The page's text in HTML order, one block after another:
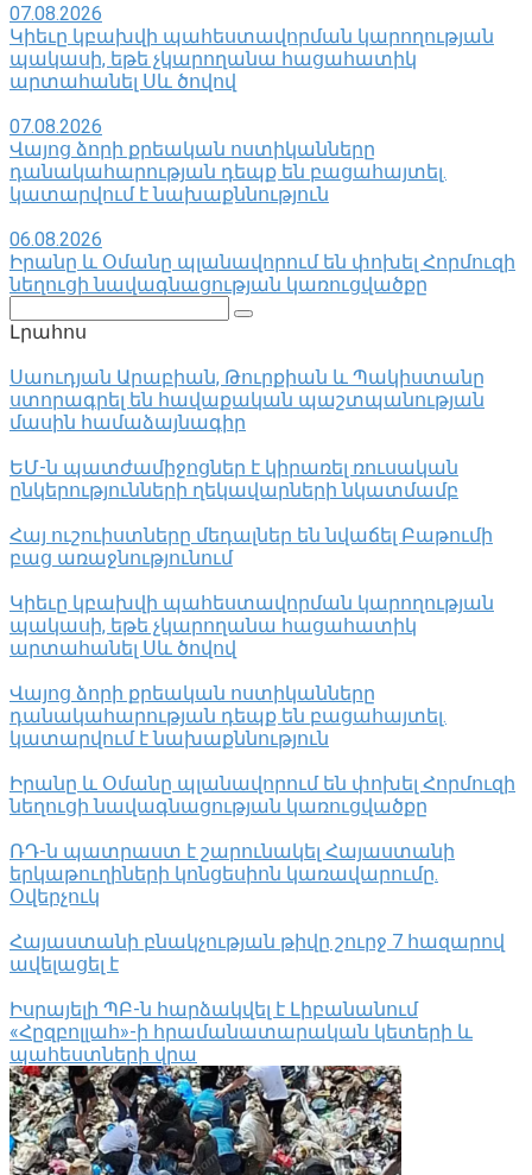
07.08.2026
Կիեւը կբախվի պահեստավորման կարողության
պակասի, եթե չկարողանա հացահատիկ
արտահանել Սև ծովով
07.08.2026
Վայոց ձորի քրեական ոստիկանները
դանակահարության դեպք են բացահայտել․
կատարվում է նախաքննություն
06.08.2026
Իրանը և Օմանը պլանավորում են փոխել Հորմուզի
նեղուցի նավագնացության կառուցվածքը
Լրահոս
Սաուդյան Արաբիան, Թուրքիան և Պակիստանը
ստորագրել են հավաքական պաշտպանության
մասին համաձայնագիր
ԵՄ-ն պատժամիջոցներ է կիրառել ռուսական
ընկերությունների ղեկավարների նկատմամբ
Հայ ուշուիստները մեդալներ են նվաճել Բաթումի
բաց առաջնությունում
Կիեւը կբախվի պահեստավորման կարողության
պակասի, եթե չկարողանա հացահատիկ
արտահանել Սև ծովով
Վայոց ձորի քրեական ոստիկանները
դանակահարության դեպք են բացահայտել․
կատարվում է նախաքննություն
Իրանը և Օմանը պլանավորում են փոխել Հորմուզի
նեղուցի նավագնացության կառուցվածքը
ՌԴ-ն պատրաստ է շարունակել Հայաստանի
երկաթուղիների կոնցեսիոն կառավարումը.
Օվերչուկ
Հայաստանի բնակչության թիվը շուրջ 7 հազարով
ավելացել է
Իսրայելի ՊԲ-ն հարձակվել է Լիբանանում
«Հըզբոլլահ»-ի հրամանատարական կետերի և
պահեստների վրա